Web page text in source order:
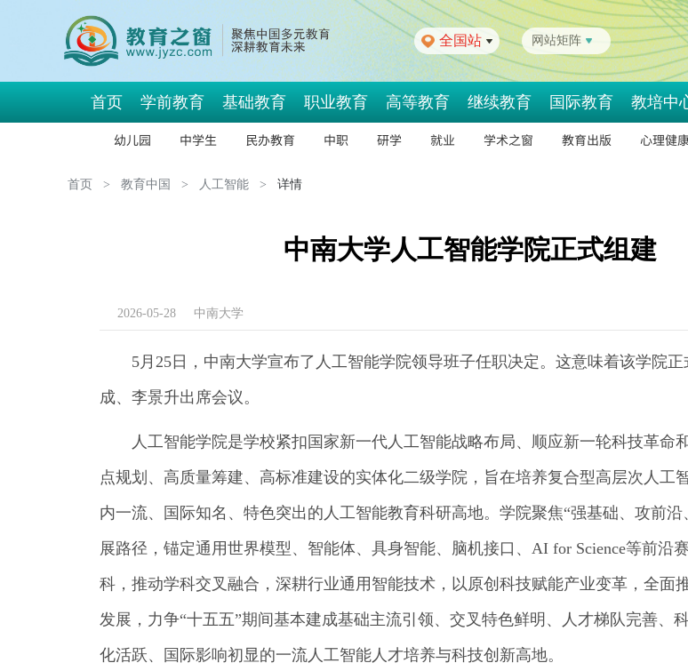
全国站 网站矩阵
首页 学前教育 基础教育 职业教育 高等教育 继续教育 国际教育 教培中
幼儿园 中学生 民办教育 中职 研学 就业 学术之窗 教育出版 心理健
首页 > 教育中国 > 人工智能 > 详情
中南大学人工智能学院正式组建
2026-05-28 中南大学
5月25日，中南大学宣布了人工智能学院领导班子任职决定。这意味着该学院
成、李景升出席会议。
人工智能学院是学校紧扣国家新一代人工智能战略布局、顺应新一轮科技革命
点规划、高质量筹建、高标准建设的实体化二级学院，旨在培养复合型高层次人工
内一流、国际知名、特色突出的人工智能教育科研高地。学院聚焦“强基础、攻前
展路径，锚定通用世界模型、智能体、具身智能、脑机接口、AI for Science等前沿
科，推动学科交叉融合，深耕行业通用智能技术，以原创科技赋能产业变革，全面
发展，力争“十五五”期间基本建成基础主流引领、交叉特色鲜明、人才梯队完善、
化活跃、国际影响初显的一流人工智能人才培养与科技创新高地。